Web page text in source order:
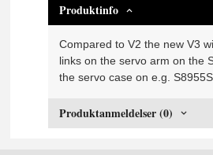
Produktinfo
Compared to V2 the new V3
links on the servo arm on the
the servo case on e.g.
Produktanmeldelser (0)